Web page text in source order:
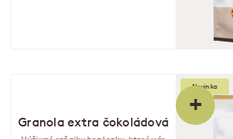
+
Novinka
Granola extra čokoládová